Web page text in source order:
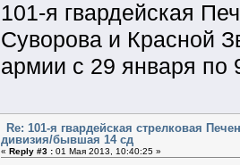
101-я гвардейская
Суворова и Красной
армии с 29 января
Re: 101-я гвардейская стрелковая
дивизия/бывшая 14 сд
« Reply #3 :01 Мая 2013, 10:40:25 »